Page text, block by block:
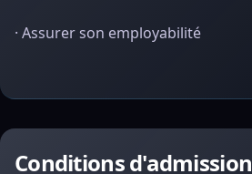
· Assurer son employabilité
Conditions d'admission